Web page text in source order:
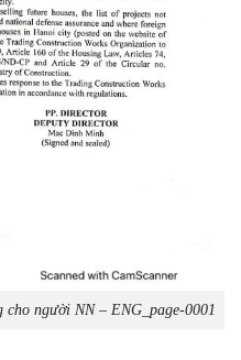
người NN – ENG_page-0001